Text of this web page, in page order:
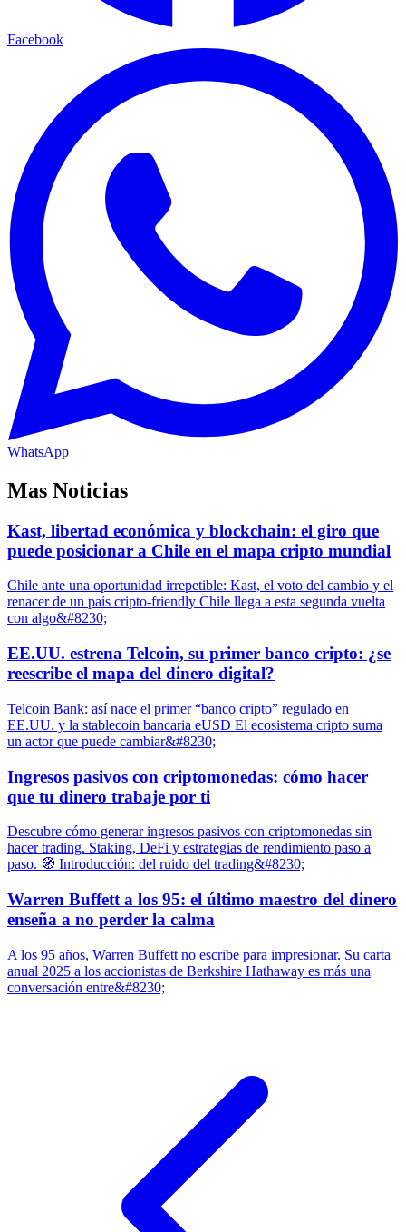
Facebook
WhatsApp
Mas Noticias
Kast, libertad económica y blockchain: el giro que
puede posicionar a Chile en el mapa cripto mundial
Chile ante una oportunidad irrepetible: Kast, el voto del cambio y el
renacer de un país cripto-friendly Chile llega a esta segunda vuelta
con algo&#8230;
EE.UU. estrena Telcoin, su primer banco cripto: ¿se
reescribe el mapa del dinero digital?
Telcoin Bank: así nace el primer “banco cripto” regulado en
EE.UU. y la stablecoin bancaria eUSD El ecosistema cripto suma
un actor que puede cambiar&#8230;
Ingresos pasivos con criptomonedas: cómo hacer
que tu dinero trabaje por ti
Descubre cómo generar ingresos pasivos con criptomonedas sin
hacer trading. Staking, DeFi y estrategias de rendimiento paso a
paso. 🧭 Introducción: del ruido del trading&#8230;
Warren Buffett a los 95: el último maestro del dinero
enseña a no perder la calma
A los 95 años, Warren Buffett no escribe para impresionar. Su carta
anual 2025 a los accionistas de Berkshire Hathaway es más una
conversación entre&#8230;